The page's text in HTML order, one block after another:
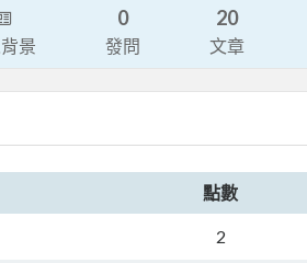
景
0
發問
20
文章
點數
2